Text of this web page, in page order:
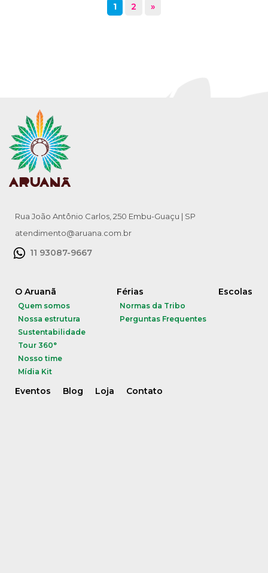
1 2 »
Rua João Antônio Carlos, 250 Embu-Guaçu | SP
atendimento@aruana.com.br
11 93087-9667
O Aruanã
Quem somos
Nossa estrutura
Sustentabilidade
Tour 360°
Nosso time
Mídia Kit
Férias
Normas da Tribo
Perguntas Frequentes
Escolas
Eventos Blog Loja Contato